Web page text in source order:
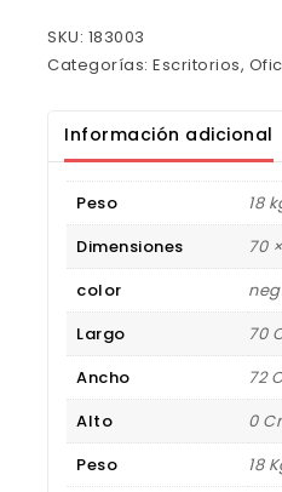
SKU: 183003
Categorías: Escritorios,
Información adicional
Peso
18
Dimensiones
70
color
Largo
70
Ancho
72
Alto
0
Peso
18